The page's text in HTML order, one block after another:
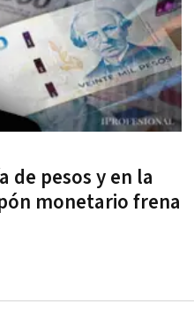
de pesos y en la
monetario frena